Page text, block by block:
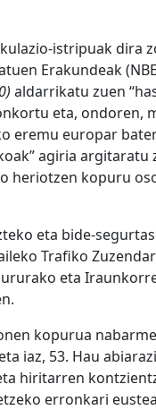
istripuak dira
Erakundeak
aldarrikatu zuen
eta, ondoren,
eremu europar
agiria argitaratu
heriotzen kopuru
eta bide-
Trafiko
eta
kopurua
iaz, 53. Hau
hiritarren
erronkari